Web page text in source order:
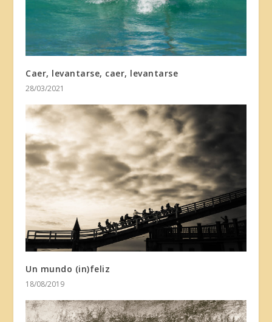
Caer, levantarse, caer, levantarse
28/03/2021
Un mundo (in)feliz
18/08/2019